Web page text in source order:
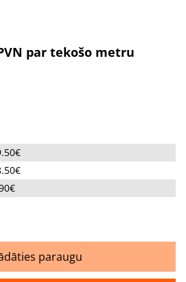
par tekošo metru
paraugu